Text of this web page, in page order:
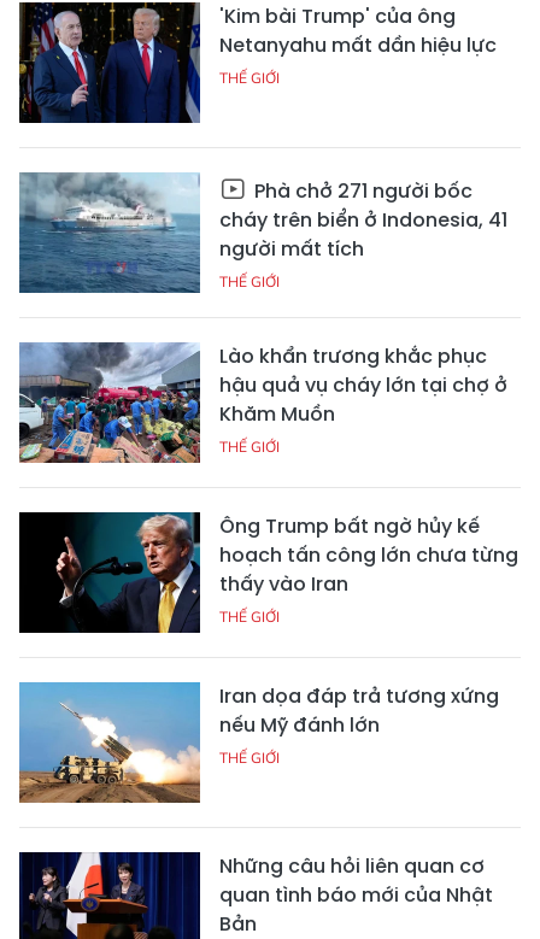
'Kim bài Trump' của ông
Netanyahu mất dần hiệu lực
THẾ GIỚI
Phà chở 271 người bốc
cháy trên biển ở Indonesia, 41
người mất tích
THẾ GIỚI
Lào khẩn trương khắc phục
hậu quả vụ cháy lớn tại chợ ở
Khăm Muồn
THẾ GIỚI
Ông Trump bất ngờ hủy kế
hoạch tấn công lớn chưa từng
thấy vào Iran
THẾ GIỚI
Iran dọa đáp trả tương xứng
nếu Mỹ đánh lớn
THẾ GIỚI
Những câu hỏi liên quan cơ
quan tình báo mới của Nhật
Bản